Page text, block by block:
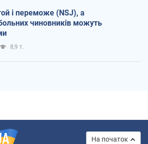
і переможе (NSJ), а
чиновників можуть
8,9 т.
На початок